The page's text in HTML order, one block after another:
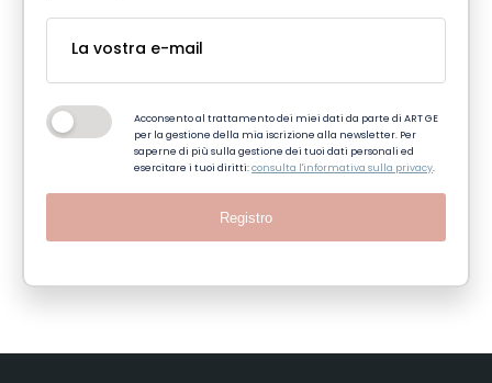
Acconsento al trattamento dei miei dati da parte di ART GE
per la gestione della mia iscrizione alla newsletter. Per
saperne di più sulla gestione dei tuoi dati personali ed
esercitare i tuoi diritti:consulta l'informativa sulla privacy.
Registro